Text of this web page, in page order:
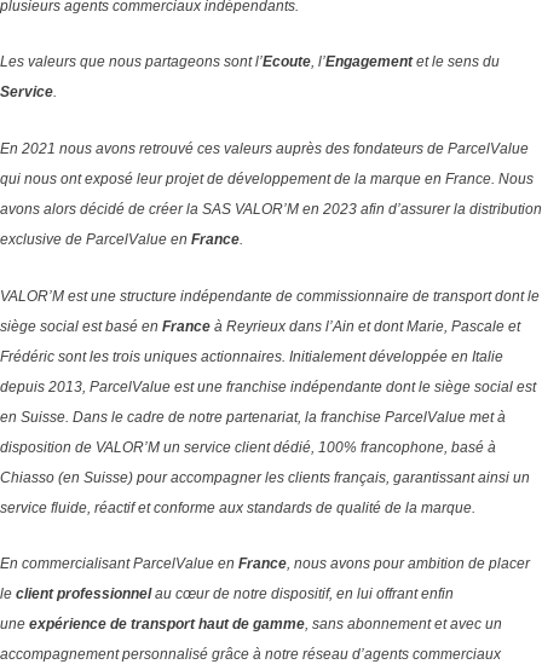
plusieurs agents commerciaux indépendants.
Les valeurs que nous partageons sont l’Ecoute, l’Engagementet le sens du
Service.
En 2021 nous avons retrouvé ces valeurs auprès des fondateurs de ParcelValue
qui nous ont exposé leur projet de développement de la marque en France. Nous
avons alors décidé de créer la SAS VALOR’M en 2023 afin d’assurer la distribution
exclusive de ParcelValue en France.
VALOR’M est une structure indépendante de commissionnaire de transport dont le
siège social est basé en France à Reyrieux dans l’Ain et dont Marie, Pascale et
Frédéric sont les trois uniques actionnaires. Initialement développée en Italie
depuis 2013, ParcelValue est une franchise indépendante dont le siège social est
en Suisse. Dans le cadre de notre partenariat, la franchise ParcelValue met à
disposition de VALOR’M un service client dédié, 100% francophone, basé à
Chiasso (en Suisse) pour accompagner les clients français, garantissant ainsi un
service fluide, réactif et conforme aux standards de qualité de la marque.
En commercialisant ParcelValue en France, nous avons pour ambition de placer
le client professionnelau cœur de notre dispositif, en lui offrant enfin
une expérience de transport haut de gamme, sans abonnement et avec un
accompagnement personnalisé grâce à notre réseau d’agents commerciaux